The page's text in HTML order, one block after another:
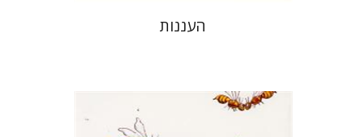
העננות